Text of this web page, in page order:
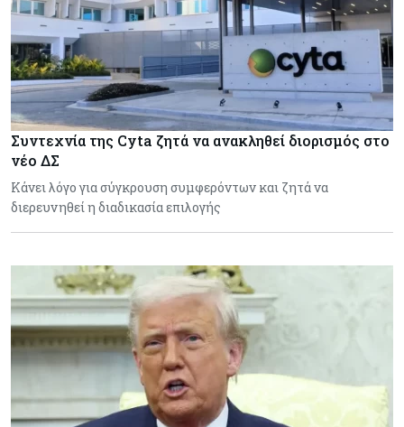
Συντεχνία της Cyta ζητά να ανακληθεί διορισμός στο
νέο ΔΣ
Κάνει λόγο για σύγκρουση συμφερόντων και ζητά να
διερευνηθεί η διαδικασία επιλογής